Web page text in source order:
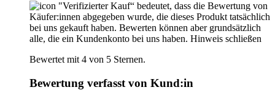
"Verifizierter Kauf“ bedeutet, dass die Bewertung von
Käufer:innen abgegeben wurde, die dieses Produkt tatsächlich
bei uns gekauft haben. Bewerten können aber grundsätzlich
alle, die ein Kundenkonto bei uns haben. Hinweis schließen
Bewertet mit 4 von 5 Sternen.
Bewertung verfasst von Kund:in